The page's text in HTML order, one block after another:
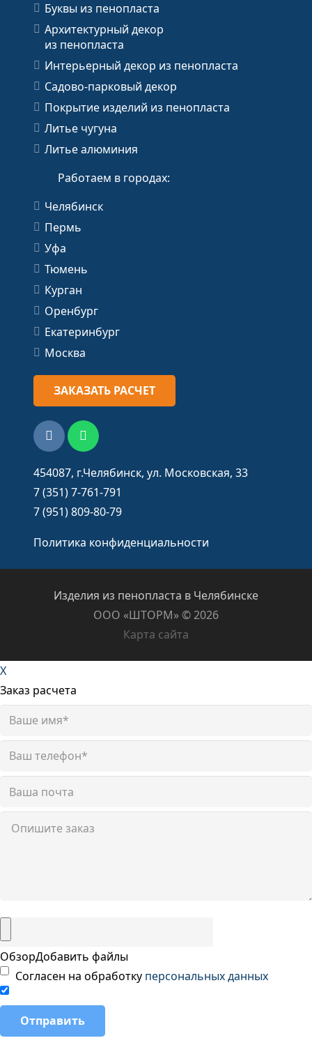
Буквы из пенопласта
Архитектурный декор
из пенопласта
Интерьерный декор из пенопласта
Садово-парковый декор
Покрытие изделий из пенопласта
Литье чугуна
Литье алюминия
Работаем в городах:
Челябинск
Пермь
Уфа
Тюмень
Курган
Оренбург
Екатеринбург
Москва
ЗАКАЗАТЬ РАСЧЕТ
454087, г.Челябинск, ул. Московская, 33
7 (351) 7-761-791
7 (951) 809-80-79
Политика конфиденциальности
Изделия из пенопласта в Челябинске
ООО «ШТОРМ» ©️ 2026
Карта сайта
X
Заказ расчета
ОбзорДобавить файлы
Согласен на обработку персональных данных